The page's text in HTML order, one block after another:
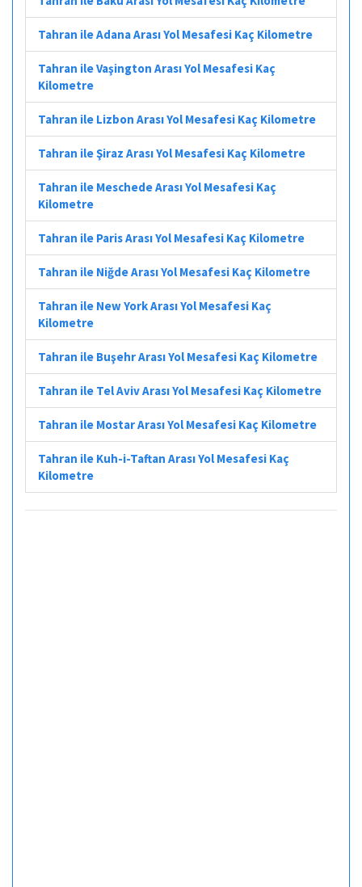
Tahran ile Adana Arası Yol Mesafesi Kaç Kilometre
Tahran ile Vaşington Arası Yol Mesafesi Kaç
Kilometre
Tahran ile Lizbon Arası Yol Mesafesi Kaç Kilometre
Tahran ile Şiraz Arası Yol Mesafesi Kaç Kilometre
Tahran ile Meschede Arası Yol Mesafesi Kaç
Kilometre
Tahran ile Paris Arası Yol Mesafesi Kaç Kilometre
Tahran ile Niğde Arası Yol Mesafesi Kaç Kilometre
Tahran ile New York Arası Yol Mesafesi Kaç
Kilometre
Tahran ile Buşehr Arası Yol Mesafesi Kaç Kilometre
Tahran ile Tel Aviv Arası Yol Mesafesi Kaç Kilometre
Tahran ile Mostar Arası Yol Mesafesi Kaç Kilometre
Tahran ile Kuh-i-Taftan Arası Yol Mesafesi Kaç
Kilometre